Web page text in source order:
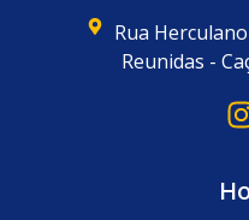
Rua
Reunidas -